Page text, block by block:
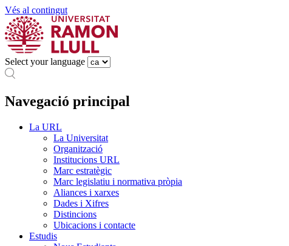
Vés al contingut
Select your language
Navegació principal
La URL
La Universitat
Organització
Institucions URL
Marc estratègic
Marc legislatiu i normativa pròpia
Aliances i xarxes
Dades i Xifres
Distincions
Ubicacions i contacte
Estudis